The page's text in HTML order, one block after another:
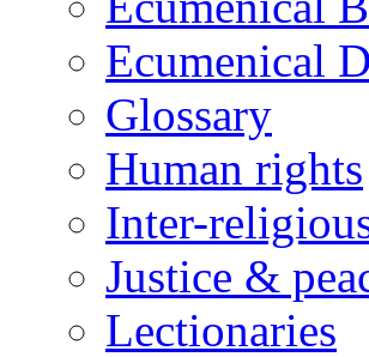
Ecumenical
Glossary
Human rights
Inter-
Justice &
Lectionaries